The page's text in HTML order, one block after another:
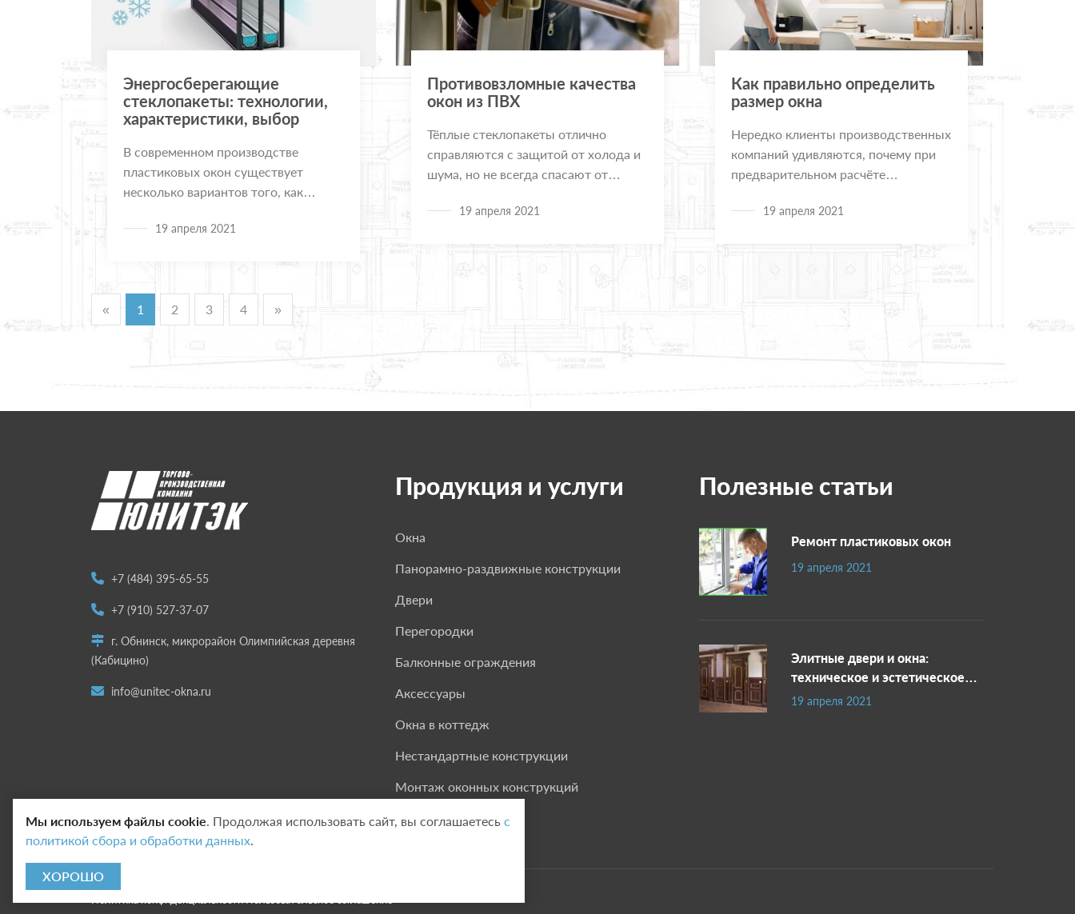
Энергосберегающие
стеклопакеты: технологии,
характеристики, выбор
В современном производстве
пластиковых окон существует
несколько вариантов того, как
энергосберегающий
19 апреля 2021
Противовзломные качества
окон из ПВХ
Тёплые стеклопакеты отлично
справляются с защитой от холода и
шума, но не всегда спасают от
19 апреля 2021
Как правильно определить
размер окна
Нередко клиенты производственных
компаний удивляются, почему при
предварительном расчёте
сумма, а после профессионального
19 апреля 2021
« 1 2 3 4 »
+7 (484) 395-65-55
+7 (910) 527-37-07
г. Обнинск, микрорайон Олимпийская деревня
(Кабицино)
info@unitec-okna.ru
Продукция и услуги
Окна
Панорамно-раздвижные конструкции
Двери
Перегородки
Балконные ограждения
Аксессуары
Окна в коттедж
Нестандартные конструкции
Монтаж оконных конструкций
Полезные статьи
Ремонт пластиковых окон
19 апреля 2021
Элитные двери и окна:
техническое и эстетическое
совершенство
19 апреля 2021
Copyright © 2020 - 2026. Юнитэк Обнинск. Разработка и продвижение -
Мы используем файлы cookie. Продолжая использовать сайт, вы соглашаетесь с
политикой сбора и обработки данных.
ХОРОШО